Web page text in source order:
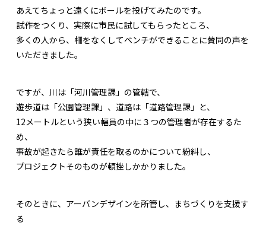
あえてちょっと遠くにボールを投げてみたのです。
試作をつくり、実際に市民に試してもらったところ、
多くの人から、柵をなくしてベンチができることに賛同の声を
いただきました。
ですが、川は「河川管理課」の管轄で、
遊歩道は「公園管理課」、道路は「道路管理課」と、
12メートルという狭い幅員の中に３つの管理者が存在するた
め、
事故が起きたら誰が責任を取るのかについて紛糾し、
プロジェクトそのものが頓挫しかかりました。
そのときに、アーバンデザインを所管し、まちづくりを支援す
る